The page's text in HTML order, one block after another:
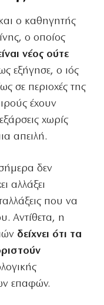
ο καθηγητής
ο οποίος
νέος ούτε
εξήγησε, ο ιός
σε περιοχές της
έχουν
χωρίς
απειλή.
δεν
αλλάξει
που να
Αντίθετα, η
δείχνει ότι τα
επαφών.